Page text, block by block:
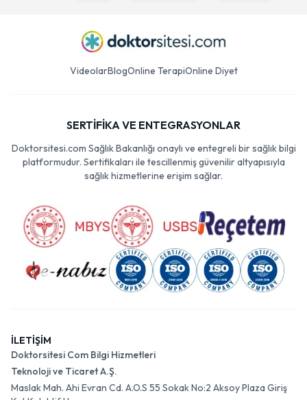
VideolarBlogOnline TerapiOnline Diyet
SERTİFİKA VE ENTEGRASYONLAR
Doktorsitesi.com Sağlık Bakanlığı onaylı ve entegreli bir sağlık bilgi
platformudur. Sertifikaları ile tescillenmiş güvenilir altyapısıyla
sağlık hizmetlerine erişim sağlar.
İLETİŞİM
Doktorsitesi Com Bilgi Hizmetleri
Teknoloji ve Ticaret A.Ş.
Maslak Mah. Ahi Evran Cd. A.O.S 55 Sokak No:2 Aksoy Plaza Giriş